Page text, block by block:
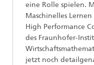
eine Rolle spielen.
Maschinelles
High Performance
des Fraunhofer-
jetzt noch